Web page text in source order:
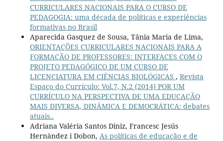
CURRICULARES NACIONAIS PARA O CURSO DE
PEDAGOGIA: uma década de políticas e experiências
formativas no Brasil
Aparecida Gasquez de Sousa, Tânia Maria de Lima,
ORIENTAÇÕES CURRICULARES NACIONAIS PARA A
FORMAÇÃO DE PROFESSORES: INTERFACES COM O
PROJETO PEDAGÓGICO DE UM CURSO DE
LICENCIATURA EM CIÊNCIAS BIOLÓGICAS , Revista
Espaço do Currículo: Vol.7, N.2 (2014) POR UM
CURRÍCULO NA PERSPECTIVA DE UMA EDUCAÇÃO
MAIS DIVERSA, DINÂMICA E DEMOCRÁTICA: debates
atuais..
Adriana Valéria Santos Diniz, Francesc Jesús
Hernàndez i Dobon, As políticas de educação e de